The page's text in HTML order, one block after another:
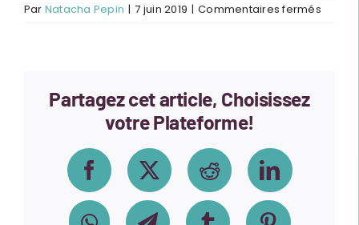
Par Natacha Pepin | 7 juin 2019 | Commentaires ferméssur
Partagez cet article, Choisissez
votre Plateforme!
FacebookX Reddit LinkedIn